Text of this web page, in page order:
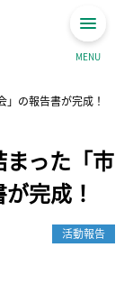
MENU
の報告書が完成！
った「市
完成！
活動報告